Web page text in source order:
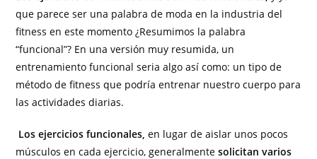
que parece ser una palabra de moda en la industria del
fitness en este momento ¿Resumimos la palabra
“funcional”? En una versión muy resumida, un
entrenamiento funcional seria algo así como: un tipo de
método de fitness que podría entrenar nuestro cuerpo para
las actividades diarias.
Los ejercicios funcionales, en lugar de aislar unos pocos
músculos en cada ejercicio, generalmentesolicitan varios